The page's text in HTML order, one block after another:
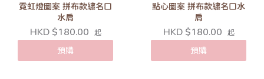
霓虹燈圖案 拼布款繡名口
水肩
HKD $180.00 起
預購
點心圖案 拼布款繡名口水
肩
HKD $180.00 起
預購